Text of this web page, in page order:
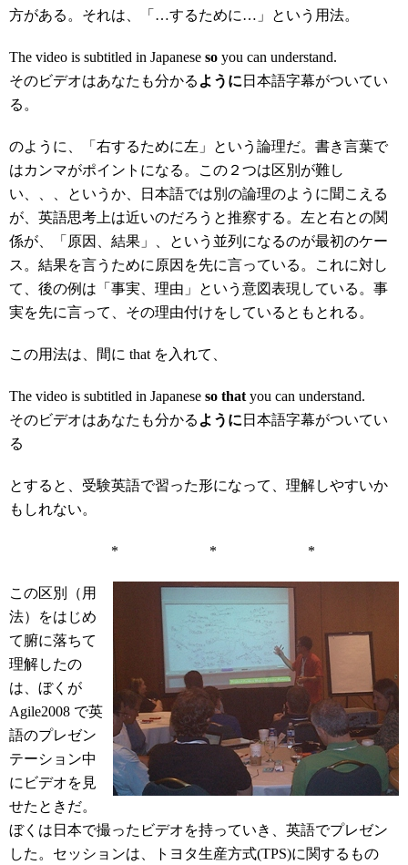
方がある。それは、「…するために…」という用法。
The video is subtitled in Japanese so you can understand.
そのビデオはあなたも分かる ように 日本語字幕がついてい
る。
のように、「右するために左」という論理だ。書き言葉で
はカンマがポイントになる。この２つは区別が難し
い、、、というか、日本語では別の論理のように聞こえる
が、英語思考上は近いのだろうと推察する。左と右との関
係が、「原因、結果」、という並列になるのが最初のケー
ス。結果を言うために原因を先に言っている。これに対し
て、後の例は「事実、理由」という意図表現している。事
実を先に言って、その理由付けをしているともとれる。
この用法は、間に that を入れて、
The video is subtitled in Japanese so that you can understand.
そのビデオはあなたも分かる ように 日本語字幕がついてい
る
とすると、受験英語で習った形になって、理解しやすいか
もしれない。
* * *
この区別（用
法）をはじめ
て腑に落ちて
理解したの
は、ぼくが
Agile2008 で英
語のプレゼン
テーション中
にビデオを見
せたときだ。
ぼくは日本で撮ったビデオを持っていき、英語でプレゼン
した。セッションは、トヨタ生産方式(TPS)に関するもの